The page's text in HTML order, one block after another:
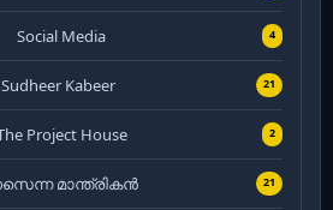
Social Media 4
Sudheer Kabeer 21
Project House 2
മാന്ത്രികൻ 21